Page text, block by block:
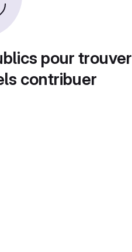
pour trouver
contribuer